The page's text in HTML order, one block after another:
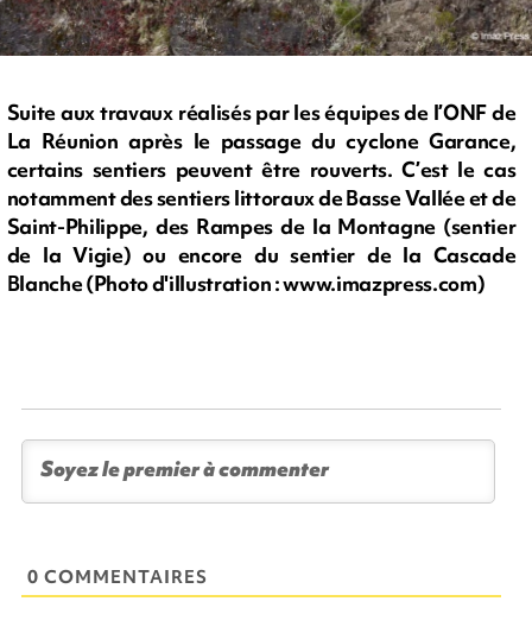
Suite aux travaux réalisés par les équipes de l’ONF de
La Réunion après le passage du cyclone Garance,
certains sentiers peuvent être rouverts. C’est le cas
notamment des sentiers littoraux de Basse Vallée et de
Saint-Philippe, des Rampes de la Montagne (sentier
de la Vigie) ou encore du sentier de la Cascade
Blanche (Photo d'illustration : www.imazpress.com)
0 COMMENTAIRES